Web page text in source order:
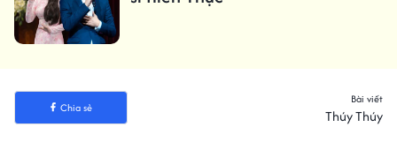
Chia sẻ
Bài viết
Thúy Thúy